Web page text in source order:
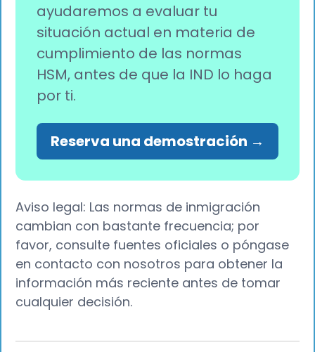
ayudaremos a evaluar tu
situación actual en materia de
cumplimiento de las normas
HSM, antes de que la IND lo haga
por ti.
Reserva una demostración →
Aviso legal: Las normas de inmigración
cambian con bastante frecuencia; por
favor, consulte fuentes oficiales o póngase
en contacto con nosotros para obtener la
información más reciente antes de tomar
cualquier decisión.